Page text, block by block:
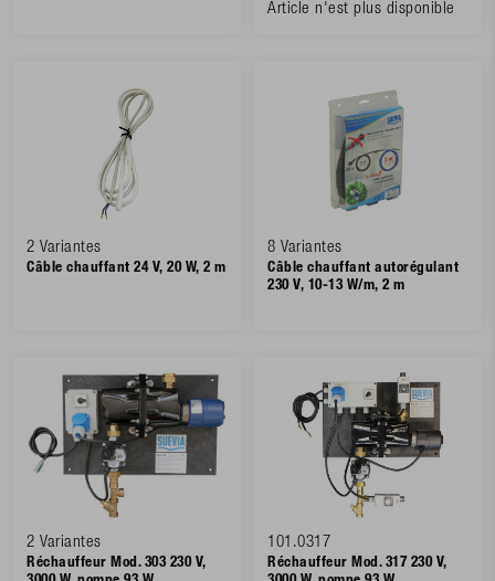
Article n'est plus disponible
2 Variantes
Câble chauffant 24 V, 20 W, 2 m
8 Variantes
Câble chauffant autorégulant
230 V, 10-13 W/m, 2 m
2 Variantes
Réchauffeur Mod. 303 230 V,
101.0317
Réchauffeur Mod. 317 230 V,